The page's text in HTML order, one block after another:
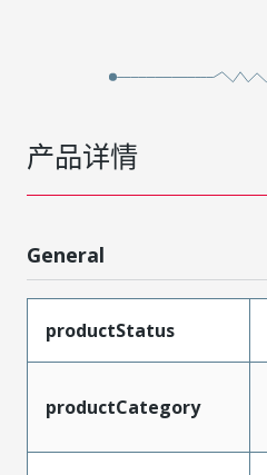
产品详情
General
productStatus
productCategory